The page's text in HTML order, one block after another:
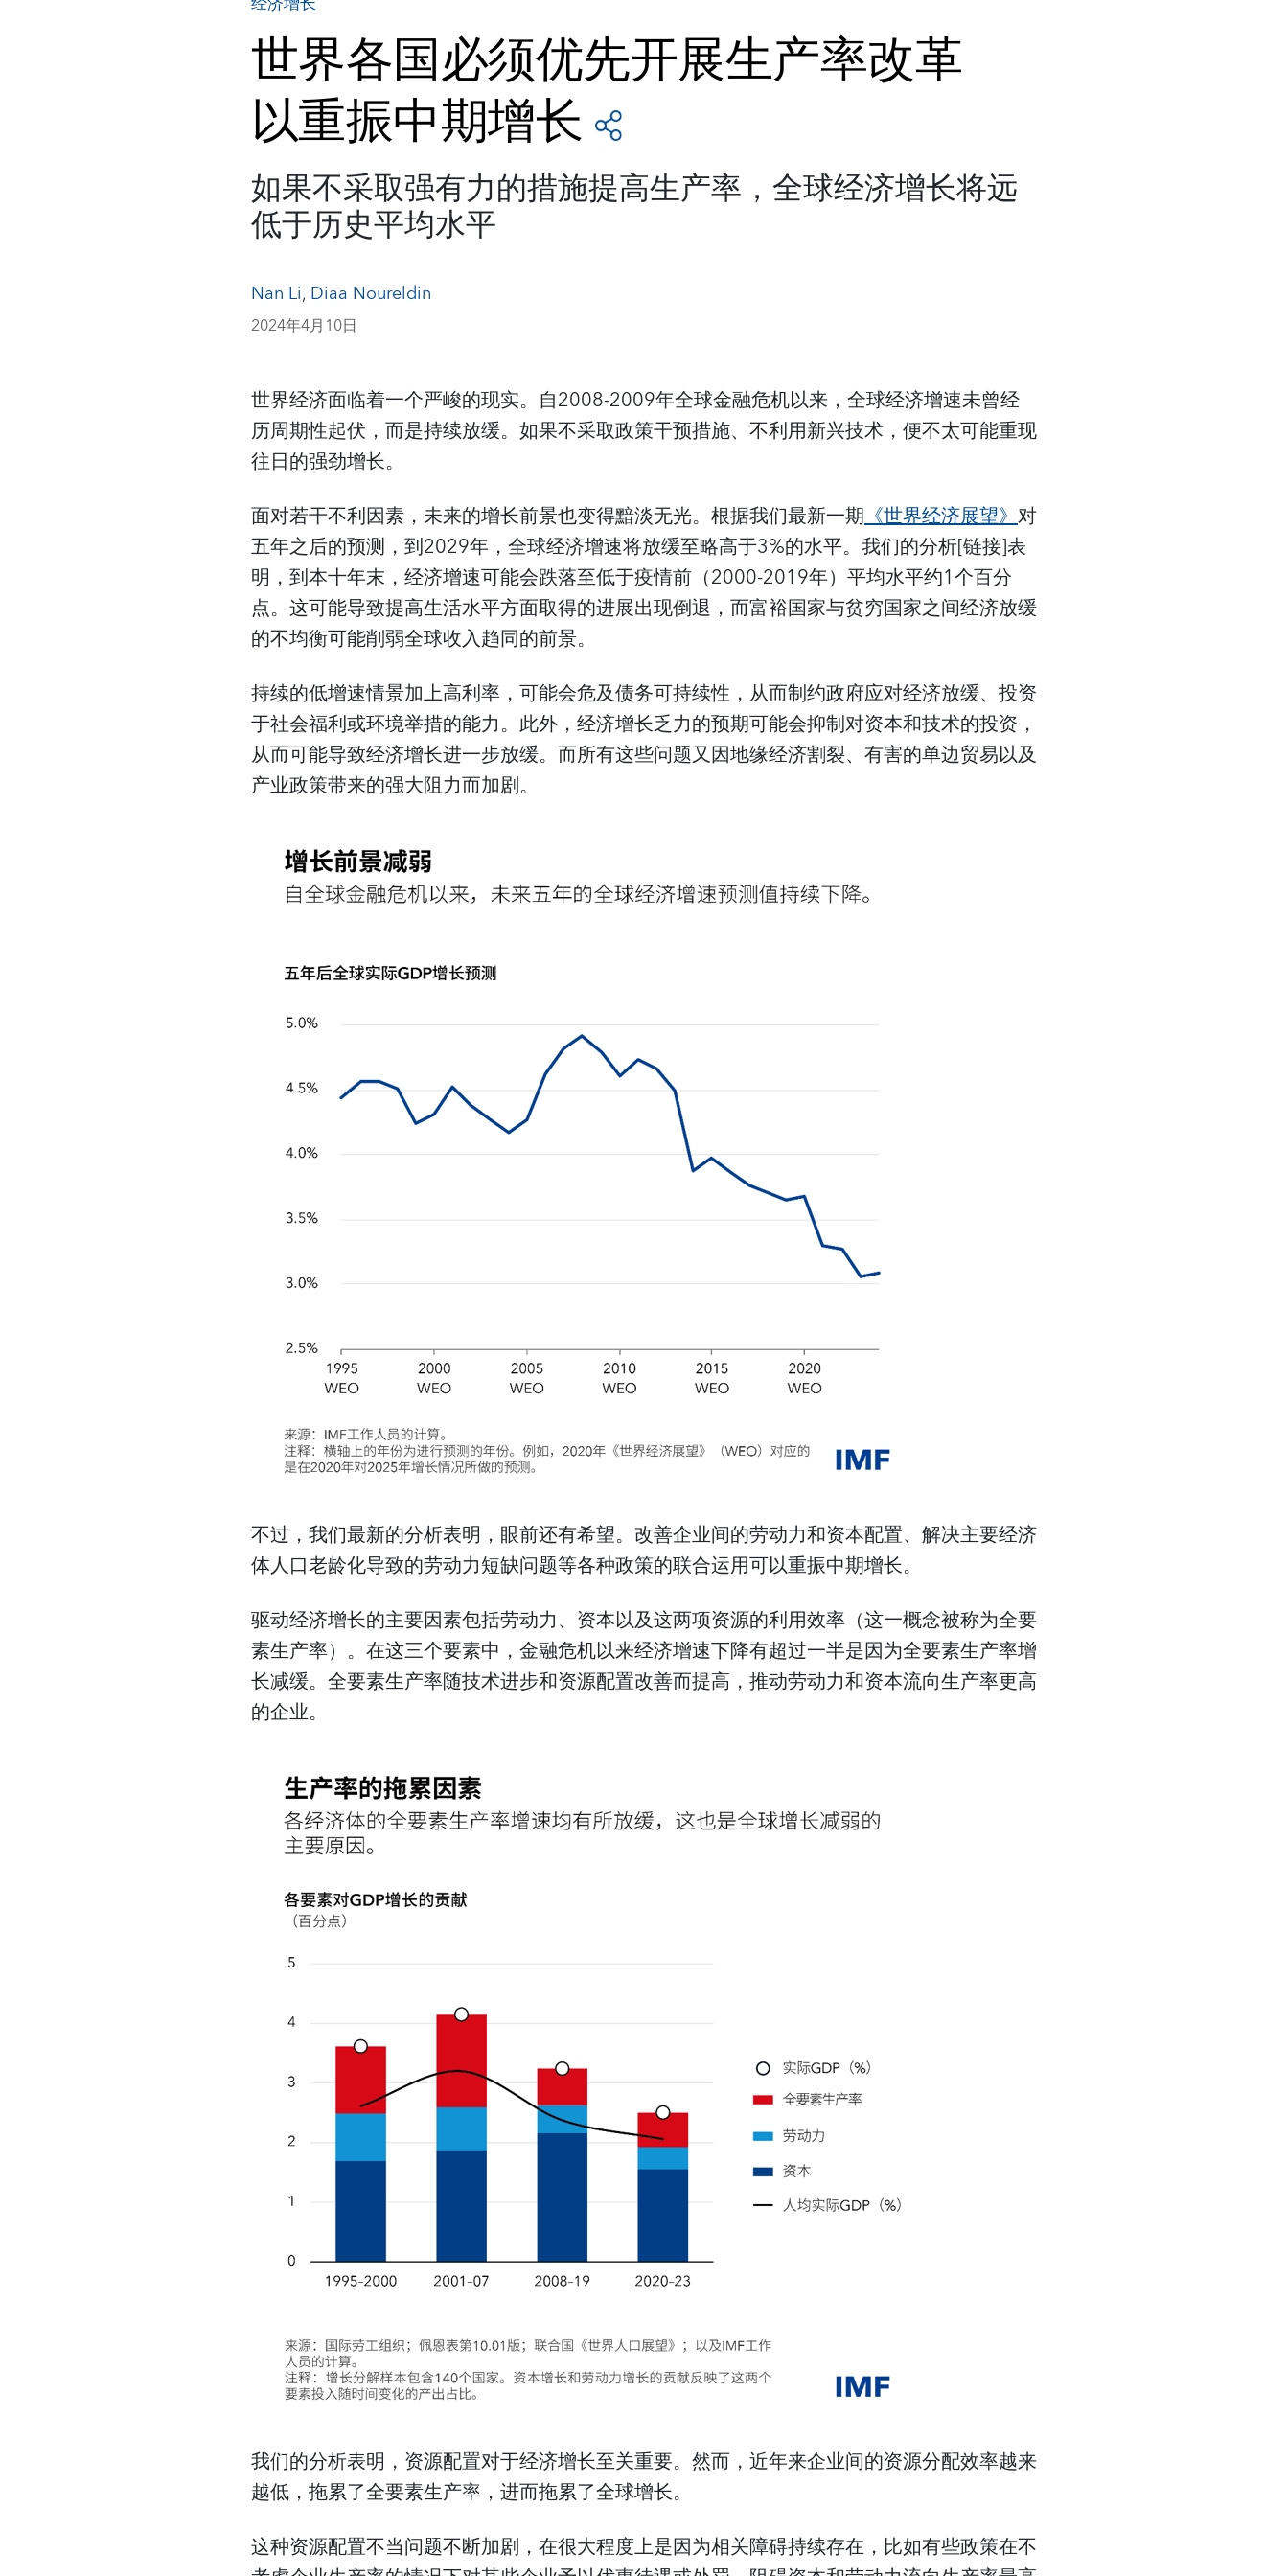
世界各国必须优先开展生产率改革
以重振中期增长
如果不采取强有力的措施提高生产率，全球经济增长将远
低于历史平均水平
Nan Li,Diaa Noureldin
2024年4月10日
世界经济面临着一个严峻的现实。自2008-2009年全球金融危机以来，全球经济增速未曾经
历周期性起伏，而是持续放缓。如果不采取政策干预措施、不利用新兴技术，便不太可能重现
往日的强劲增长。
面对若干不利因素，未来的增长前景也变得黯淡无光。根据我们最新一期《世界经济展望》对
五年之后的预测，到2029年，全球经济增速将放缓至略高于3%的水平。我们的分析[链接]表
明，到本十年末，经济增速可能会跌落至低于疫情前（2000-2019年）平均水平约1个百分
点。这可能导致提高生活水平方面取得的进展出现倒退，而富裕国家与贫穷国家之间经济放缓
的不均衡可能削弱全球收入趋同的前景。
持续的低增速情景加上高利率，可能会危及债务可持续性，从而制约政府应对经济放缓、投资
于社会福利或环境举措的能力。此外，经济增长乏力的预期可能会抑制对资本和技术的投资，
从而可能导致经济增长进一步放缓。而所有这些问题又因地缘经济割裂、有害的单边贸易以及
产业政策带来的强大阻力而加剧。
不过，我们最新的分析表明，眼前还有希望。改善企业间的劳动力和资本配置、解决主要经济
体人口老龄化导致的劳动力短缺问题等各种政策的联合运用可以重振中期增长。
驱动经济增长的主要因素包括劳动力、资本以及这两项资源的利用效率（这一概念被称为全要
素生产率）。在这三个要素中，金融危机以来经济增速下降有超过一半是因为全要素生产率增
长减缓。全要素生产率随技术进步和资源配置改善而提高，推动劳动力和资本流向生产率更高
的企业。
我们的分析表明，资源配置对于经济增长至关重要。然而，近年来企业间的资源分配效率越来
越低，拖累了全要素生产率，进而拖累了全球增长。
这种资源配置不当问题不断加剧，在很大程度上是因为相关障碍持续存在，比如有些政策在不